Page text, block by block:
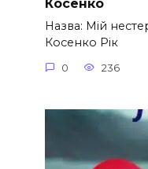
Косенко
Назва: Мій
Косенко Рік
0 236